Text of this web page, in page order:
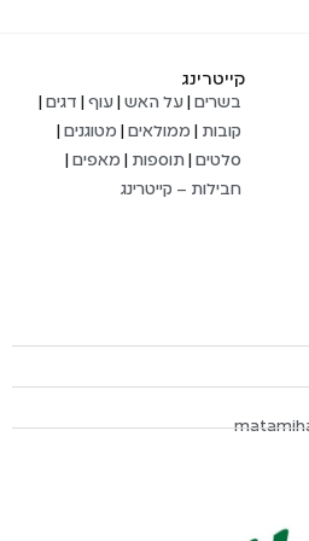
קייטרינג
בשרים |על האש |עוף דגים
קובות
ממולאים מטוגנים
סלטים |תוספות מאפים
חבילות – קייטרינג